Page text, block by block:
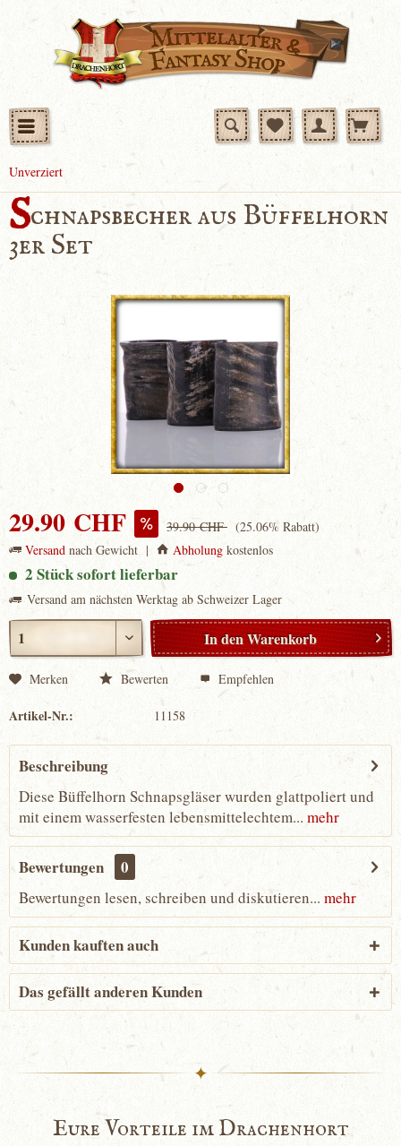
Unverziert
Schnapsbecher aus Büffelhorn
3er Set
29.90 CHF 39.90 CHF (25.06% Rabatt)
Versandnach Gewicht | Abholungkostenlos
2 Stück sofort lieferbar
Versand am nächsten Werktag ab Schweizer Lager
In denWarenkorb
Merken Bewerten Empfehlen
Artikel-Nr.: 11158
Beschreibung
Diese Büffelhorn Schnapsgläser wurden glattpoliert und
mit einem wasserfesten lebensmittelechtem... mehr
Bewertungen 0
Bewertungen lesen, schreiben und diskutieren... mehr
Kunden kauften auch
Das gefällt anderen Kunden
✦
Eure Vorteile im Drachenhort